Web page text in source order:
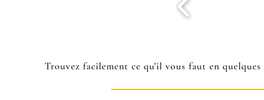
Trouvez facilement ce qu'il vous faut en quelques